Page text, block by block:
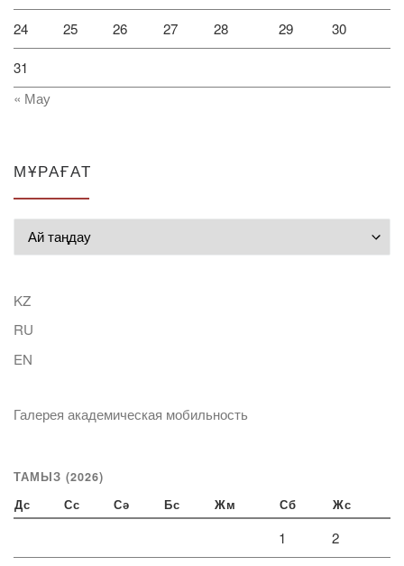
24 25 26 27 28 29 30
31
« Мау
МҰРАҒАТ
KZ
RU
EN
Галерея академическая мобильность
ТАМЫЗ (2026)
Дс Сс Сә Бс Жм Сб Жс
1 2